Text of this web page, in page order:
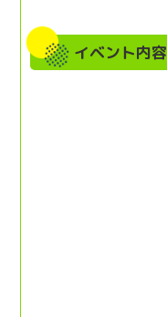
イベント内容